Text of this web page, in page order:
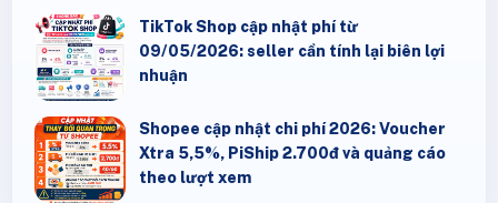
TikTok Shop cập nhật phí từ
09/05/2026: seller cần tính lại biên lợi
nhuận
Shopee cập nhật chi phí 2026: Voucher
Xtra 5,5%, PiShip 2.700đ và quảng cáo
theo lượt xem